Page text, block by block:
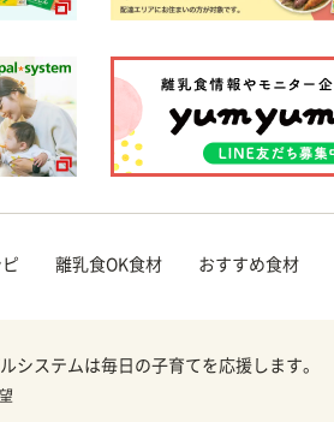
離乳食OK食材 おすすめ食材
システムは毎日の子育てを応援します。